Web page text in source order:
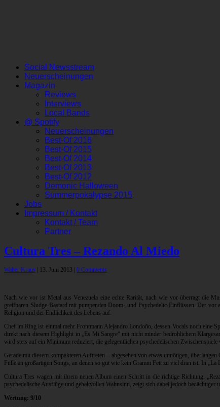
Social Newsstream
Neuerscheinungen
Magazin
Reviews
Interviews
Local Bands
@ Spotify
Neuerscheinungen
Best-Of 2016
Best-Of 2015
Best-Of 2014
Best-Of 2013
Best-Of 2012
Demonic Halloween
Summerpokalypse 2015
Jobs
Impressum / Kontakt
Kontakt / Team
Partner
Cultura Tres – Rezando Al Miedo
Walter Kraus 13. Juni 2013 0 Comments
Nach wie vor ist Metal aus Venezuela eine echte Rarität, nach wie vor überragt die
greifbaren Sludge-Bastard mit pumpenden Doom- und Psychedelic-Einflüssen. Der vor
Religion und der Endlichkeit des Lebens auf.
Chef im Ring ist einmal mehr Frontmann Alejandro Londoño, dessen Vocals noch eine
direkt nach diesem Highlight in „Es Mi Sangre“ mit nicht minder bedrohlichem
wird stets auf ein Minimum reduziert, die gelegentlichen psychedelischen
Gerade mit diesem kompakteren Auftreten – abgesehen von etwas unnötigen,
Fülle an großartigen Songs, an denen so gut wie kein Gramm Fett zu viel dran ist. In
Cultura Tres wagen mit ihrem neuen Album einen Schritt in die richtige Richtung.
psychedelische Ausflüge und gehaltvollen Wahnsinn, zeigt sich dabei jedoch
Wertung: 9/10